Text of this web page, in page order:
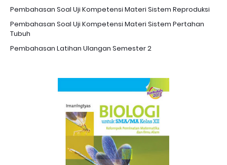
Pembahasan Soal Uji Kompetensi Materi Sistem Reproduksi
Pembahasan Soal Uji Kompetensi Materi Sistem Pertahan
Tubuh
Pembahasan Latihan Ulangan Semester 2